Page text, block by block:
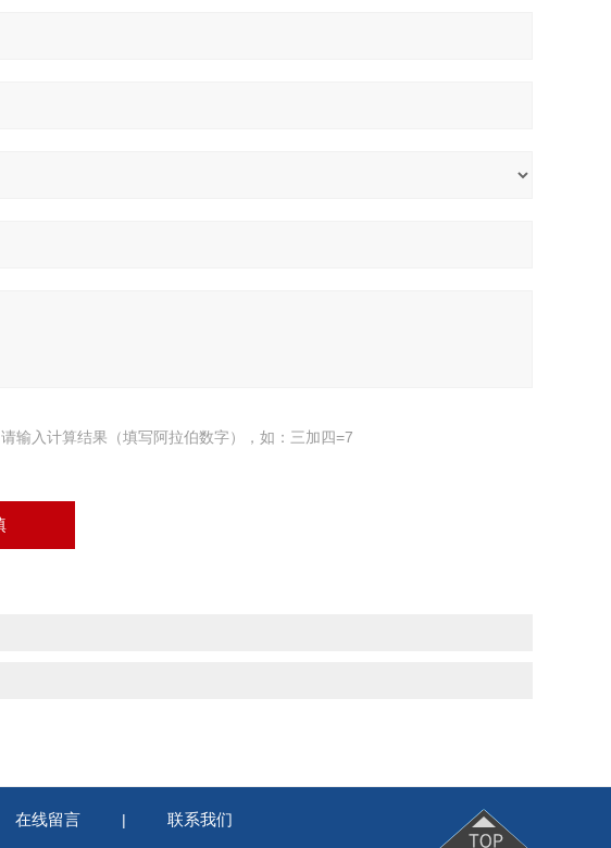
请输入计算结果（填写阿拉伯数字），如：三加四=7
在线留言 | 联系我们